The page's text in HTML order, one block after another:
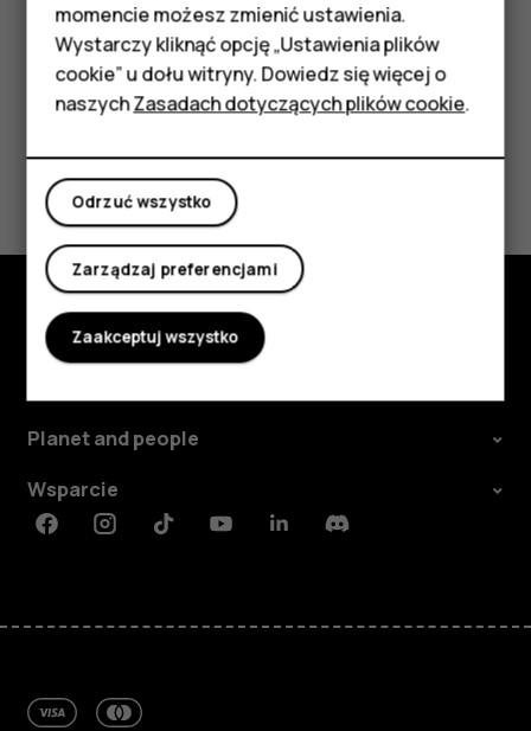
HMD Terra M
Tablety
Moje konto
Czy te informacje były pomocne?
Tak Nie
Poznaj
Planet and people
Wsparcie
FacebookInstagramTiktokYoutubeLinkedinDiscord
momencie możesz zmienić ustawienia.
Wystarczy kliknąć opcję „Ustawienia plików
cookie” u dołu witryny. Dowiedz się więcej o
naszychZasadach dotyczących plików cookie.
Odrzuć wszystko
Zarządzaj preferencjami
Zaakceptuj wszystko